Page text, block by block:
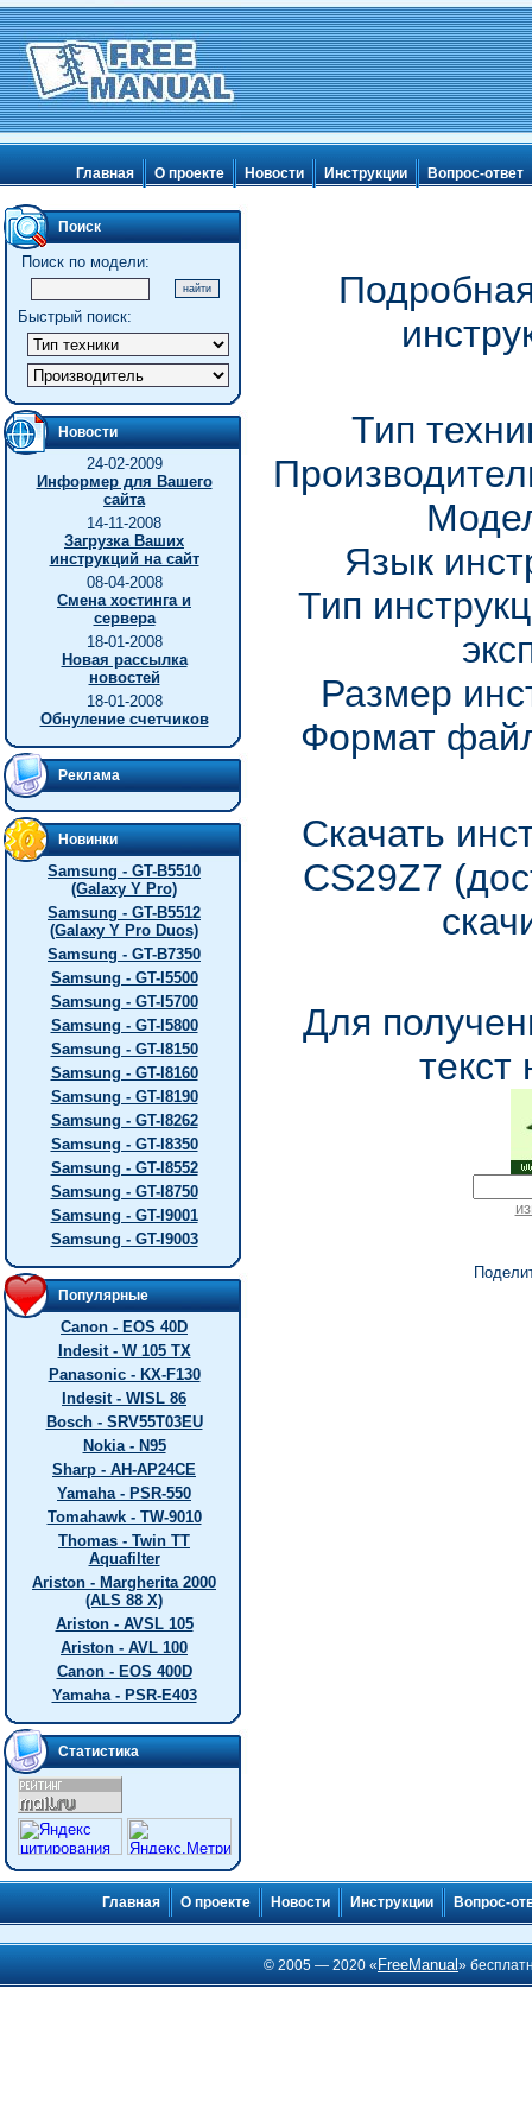
Главная О проекте Новости Инструкции Вопрос-ответ
Поиск
Поиск по модели:
Быстрый поиск:
Новости
24-02-2009
Информер для Вашего
сайта
14-11-2008
Загрузка Ваших
инструкций на сайт
08-04-2008
Смена хостинга и
сервера
18-01-2008
Новая рассылка
новостей
18-01-2008
Обнуление счетчиков
Реклама
Новинки
Samsung - GT-B5510
(Galaxy Y Pro)
Samsung - GT-B5512
(Galaxy Y Pro Duos)
Samsung - GT-B7350
Samsung - GT-I5500
Samsung - GT-I5700
Samsung - GT-I5800
Samsung - GT-I8150
Samsung - GT-I8160
Samsung - GT-I8190
Samsung - GT-I8262
Samsung - GT-I8350
Samsung - GT-I8552
Samsung - GT-I8750
Samsung - GT-I9001
Samsung - GT-I9003
Популярные
Canon - EOS 40D
Indesit - W 105 TX
Panasonic - KX-F130
Indesit - WISL 86
Bosch - SRV55T03EU
Nokia - N95
Sharp - AH-AP24CE
Yamaha - PSR-550
Tomahawk - TW-9010
Thomas - Twin TT
Aquafilter
Ariston - Margherita 2000
(ALS 88 X)
Ariston - AVSL 105
Ariston - AVL 100
Canon - EOS 400D
Yamaha - PSR-E403
Статистика
Тип
Язык
Тип
Размер
Формат
Скачать
CS29Z7
Для
текст
Главная О проекте Новости Инструкции Вопрос-
© 2005 — 2020 « FreeManual»